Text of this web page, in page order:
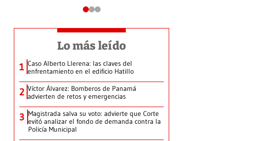
Lo más leído
1 Caso Alberto Llerena: las claves del
enfrentamiento en el edificio Hatillo
2 Víctor Álvarez: Bomberos de Panamá
advierten de retos y emergencias
3 Magistrada salva su voto: advierte que Corte
evitó analizar el fondo de demanda contra la
Policía Municipal